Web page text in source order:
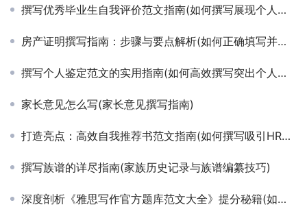
撰写优秀毕业生自我评价范文指南(如何撰写展现个人成长的毕业生自我评价示例)
房产证明撰写指南：步骤与要点解析(如何正确填写并获取有效的房产所有权证明文件)
撰写个人鉴定范文的实用指南(如何高效撰写突出个人优势的个人鉴定范文)
家长意见怎么写(家长意见撰写指南)
打造亮点：高效自我推荐书范文指南(如何撰写吸引HR眼球的自我推荐信模板)
撰写族谱的详尽指南(家族历史记录与族谱编纂技巧)
深度剖析《雅思写作官方题库范文大全》提分秘籍(如何利用雅思写作官方题库范文大全高效备考策略)